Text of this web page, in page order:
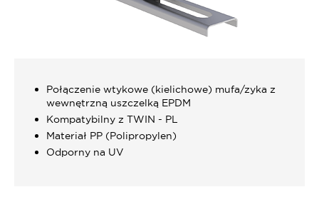
Połączenie wtykowe (kielichowe) mufa/zyka z
wewnętrzną uszczelką EPDM
Kompatybilny z TWIN - PL
Materiał PP (Polipropylen)
Odporny na UV